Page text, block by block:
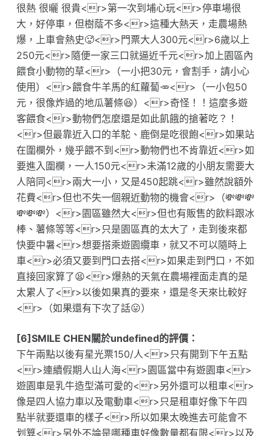
很熱 很曬 很貴<r>第一次到埔心玩<r>停車場很
大，好停車，但樹蔭不多<r>這種大熱天，走農場熱
爆，上車會熱史🥵<r>門票大人300元<r>6歲以上
250元<r>隨便一家三口就逼近千元<r>加上園區內
餵食小動物的草<r>（一小把30元，會割手，請小心
使用）<r>餵食牛羊馬的紅蘿蔔🥕<r>（一小包50
元，很像炸過的地瓜薯條😆）<r>奇怪！！這麼多遊
客餵食<r>動物們怎麼還是如此飢餓的搶著吃？！
<r>但最靠近入口的羊駝、鹿倒是吃很飽<r>如果站
在圍欄外，幾乎餵不到<r>動物們也不肯靠近<r>如
要進入圍欄，一人150元<r>未滿12歲的小朋友需要大
人陪同<r>兩大一小，又是450起跳<r>雖然說額外
花費<r>但也不失一個親近動物的機會<r>（💸💸💸
💸💸💸）<r>園區雖然大<r>但也有販售的飲料跟冰
棒、薯條等等<r>只是園區真的太大了，走到後來都
快要中暑<r>想要搭乘遊園纜車，就又不可以隨時上
車<r>必須又要到門口去搭<r>如果走到門口，不如
直接回家算了😫<r>爆熱的天氣在農場裡面走真的是
太累人了<r>以後如果真的要來，還是冬天來比較好
<r>（如果還有下次了話😛）
[6]SMILE CHEN關於undefined的評價：
下午兩點以後有星光票150/人<r>只有開到下午五點
<r>連續假期人山人海<r>園區當中有遊園車<r>
遊園車是乳牛造型滿可愛的<r>另外還可以租車<r>
像是四人協力車以及電動車<r>只是租車好像下午四
點半就要還車的樣子<r>所以如果太晚進去可能會不
划算<r>另外不論是哪種車好像數量都有限<r>以及